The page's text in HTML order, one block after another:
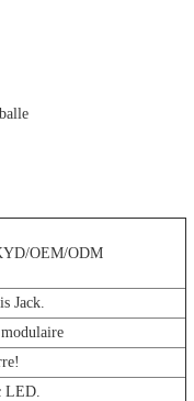
OEM/ODM
Jack.
LED.